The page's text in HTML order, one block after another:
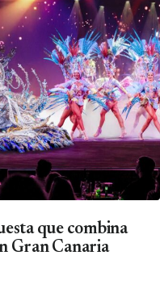
que combina
Gran Canaria